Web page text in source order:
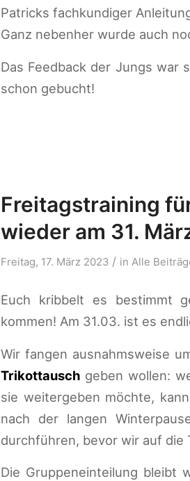
Patricks fachkundiger
Ganz nebenher wurde auch
Das Feedback der Jungs war
schon gebucht!
Freitagstraining
wieder am 31.
Freitag, 17. März 2023 / in Alle
Euch kribbelt es bestimmt
kommen! Am 31.03. ist es
Wir fangen ausnahmsweise
Trikottausch geben wollen:
sie weitergeben möchte,
nach der langen
durchführen, bevor wir auf die
Die Gruppeneinteilung bleibt